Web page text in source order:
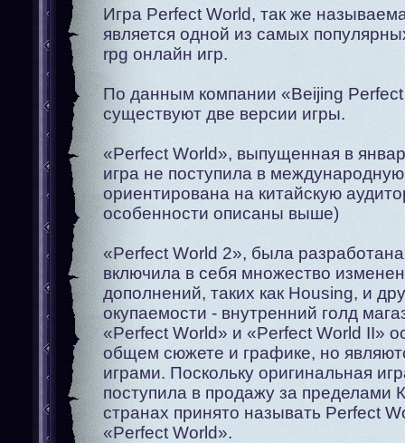
Игра Perfect World, так же
является одной из самых
rpg онлайн игр.
По данным компании «Beijing
существуют две версии игры.
«Perfect World», выпущенная в
игра не поступила в
ориентирована на китайскую
особенности описаны выше)
«Perfect World 2», была
включила в себя множество
дополнений, таких как Housing, и
окупаемости - внутренний голд
«Perfect World» и «Perfect World II»
общем сюжете и графике, но
играми. Поскольку оригинальная
поступила в продажу за пределами
странах принято называть Perfect
«Perfect World».